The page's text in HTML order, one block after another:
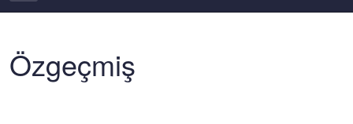
Özgeçmiş